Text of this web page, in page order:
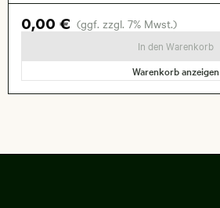
0,00 € (ggf. zzgl. 7% Mwst.)
In den Warenkorb
Warenkorb anzeigen